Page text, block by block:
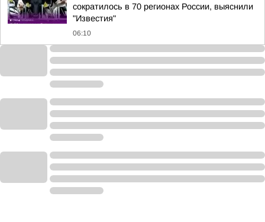
сократилось в 70 регионах России, выяснили
"Известия"
06:10